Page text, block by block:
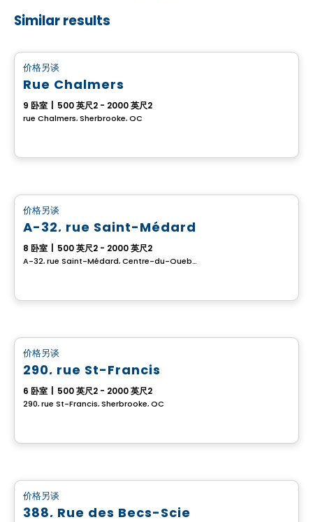
Similar results
价格另谈
Rue Chalmers
9 卧室 500 英尺2 - 2000 英尺2
rue Chalmers, Sherbrooke, QC
价格另谈
A-32, rue Saint-Médard
8 卧室 500 英尺2 - 2000 英尺2
A-32, rue Saint-Médard, Centre-du-Quebec, QC
价格另谈
290, rue St-Francis
6 卧室 500 英尺2 - 2000 英尺2
290, rue St-Francis, Sherbrooke, QC
价格另谈
388, Rue des Becs-Scie